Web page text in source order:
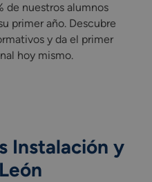
de nuestros alumnos
primer año. Descubre
y da el primer
hoy mismo.
Instalación y